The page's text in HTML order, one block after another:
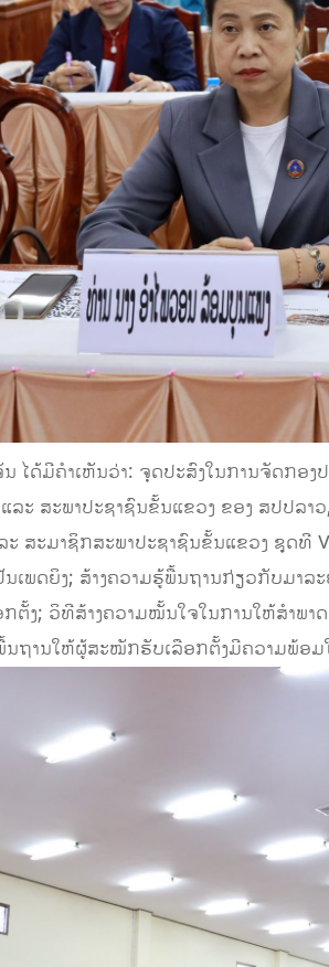
ໄດ້ມີຄຳເຫັນວ່າ: ຈຸດປະສົງໃນການຈັດກ
ລະ ສະພາປະຊາຊົນຂັ້ນແຂວງ ຂອງ ສປປລ
ສະມາຊິກສະພາປະຊາຊົນຂັ້ນແຂວງ ຊຸດທີ
ເພດຍິງ; ສ້າງຄວາມຮູ້ພື້ນຖານກ່ຽວກັບມາລ
ຕັ້ງ; ວິທີສ້າງຄວາມໝັ້ນໃຈໃນການໃຫ້ສຳພ
ຖານໃຫ້ຜູ້ສະໝັກຮັບເລືອກຕັ້ງມີຄວາມພ້ອມ